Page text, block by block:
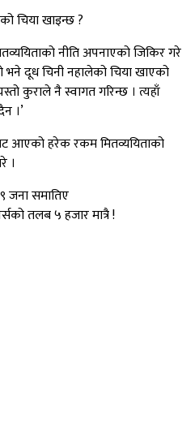
चिया खाइन्छ ?
नीति अपनाएको जिकिर गरे
भने दूध चिनी नहालेको चिया खाएको
कुराले नै स्वागत गरिन्छ । त्यहाँ
।’
आएको हरेक रकम मितव्ययिताको
।
जना समातिए
तलब ५ हजार मात्रै !